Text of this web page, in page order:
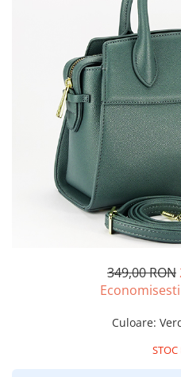
349,00 RON
Culoare:
STOC